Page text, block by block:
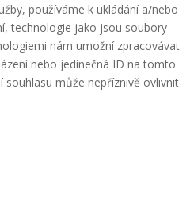
používáme k ukládání a/nebo
technologie jako jsou soubory
nám umožní zpracovávat
nebo jedinečná ID na tomto
souhlasu může nepříznivě ovlivnit